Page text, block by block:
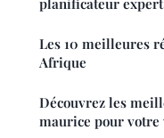
Les 10 meilleures
Afrique
Découvrez les
maurice pour votre